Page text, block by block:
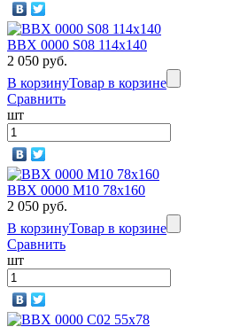
BBX 0000 S08 114х140
2 050 руб.
В корзинуТовар в корзине
Сравнить
шт
BBX 0000 M10 78х160
2 050 руб.
В корзинуТовар в корзине
Сравнить
шт